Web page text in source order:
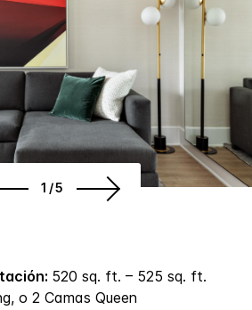
1/5
520 sq. ft. – 525 sq. ft.
o 2 Camas Queen